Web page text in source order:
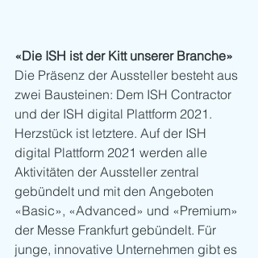
«Die ISH ist der Kitt unserer Branche»
Die Präsenz der Aussteller besteht aus
zwei Bausteinen: Dem ISH Contractor
und der ISH digital Plattform 2021.
Herzstück ist letztere. Auf der ISH
digital Plattform 2021 werden alle
Aktivitäten der Aussteller zentral
gebündelt und mit den Angeboten
«Basic», «Advanced» und «Premium»
der Messe Frankfurt gebündelt. Für
junge, innovative Unternehmen gibt es